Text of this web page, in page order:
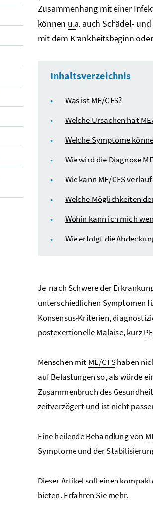
Zusammenhang mit einer
können u.a. auch Schädel-
mit dem Krankheitsbeginn
Inhaltsverzeichnis
Was ist ME/CFS?
Welche Ursachen hat
Welche Symptome
Wie wird die Diagnose
Wie kann ME/CFS
Welche Möglichkeiten
Wohin kann ich mich
Wie erfolgt die
Jenach Schwere der
unterschiedlichen Symptomen
Konsensus-Kriterien,
postexertionelle Malaise, kurz
Menschen mit ME/CFShaben
auf Belastungen so, als würde
Zusammenbruch des
zeitverzögert und ist nicht
Eine heilende Behandlung von
Symptome und der
Dieser Artikel soll einen
bieten. Erfahren Sie mehr.